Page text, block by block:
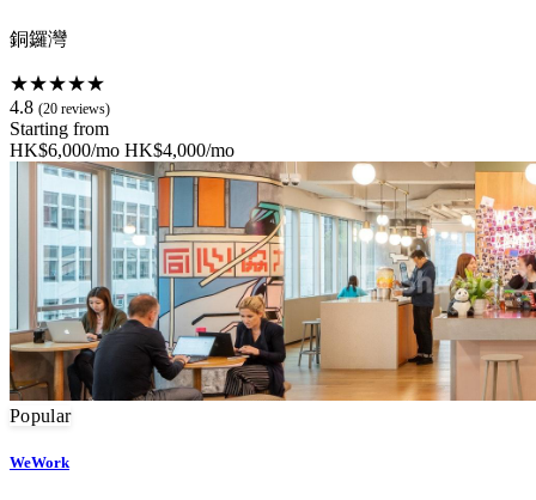
銅鑼灣
★★★★★
4.8 (20 reviews)
Starting from
HK$6,000/mo HK$4,000/mo
Popular
WeWork